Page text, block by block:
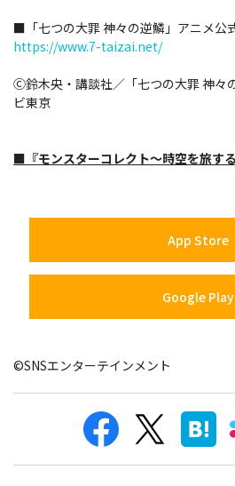
■「七つの大罪 神々の逆鱗」アニメ公
https://www.7-taizai.net/
Ⓒ鈴木央・講談社／「七つの大罪 神々
ビ東京
■『モンスターコレクト～時空を旅する
App Store
Google Play
©SNSエンターテインメント